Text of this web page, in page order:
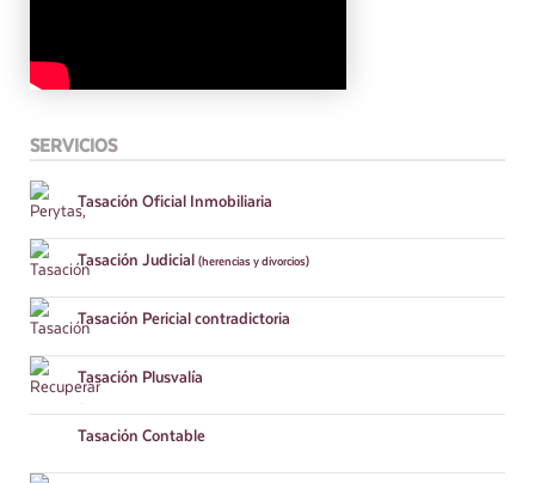
SERVICIOS
Tasación Oficial Inmobiliaria
Tasación Judicial (herencias y divorcios)
Tasación Pericial contradictoria
Tasación Plusvalía
Tasación Contable